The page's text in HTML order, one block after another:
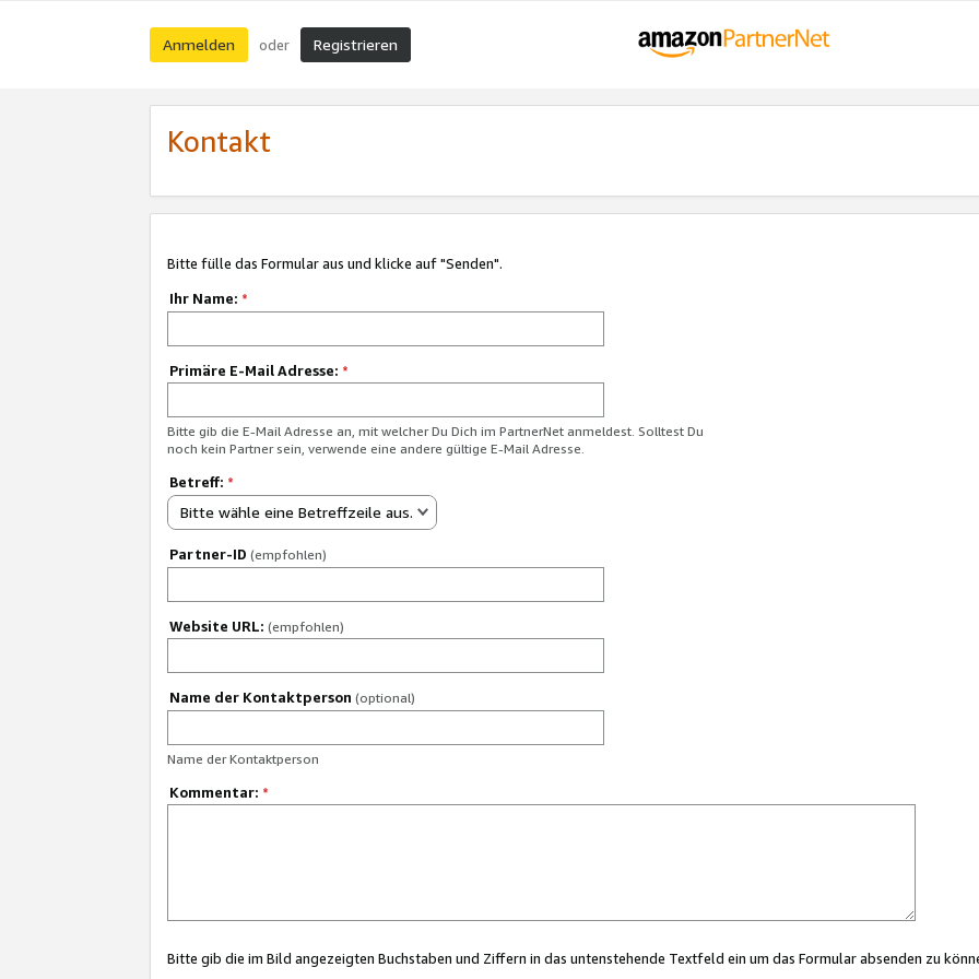
Anmelden oder Registrieren
Kontakt
Bitte fülle das Formular aus und klicke auf "Senden".
Ihr Name: *
Primäre E-Mail Adresse: *
Bitte gib die E-Mail Adresse an, mit welcher Du Dich im PartnerNet anmeldest. Solltest Du
noch kein Partner sein, verwende eine andere gültige E-Mail Adresse.
Betreff: *
Bitte wähle eine Betreffzeile aus.
Partner-ID (empfohlen)
Website URL: (empfohlen)
Name der Kontaktperson (optional)
Name der Kontaktperson
Kommentar: *
Bitte gib die im Bild angezeigten Buchstaben und Ziffern in das untenstehende Textfeld ein um das Formular absenden zu